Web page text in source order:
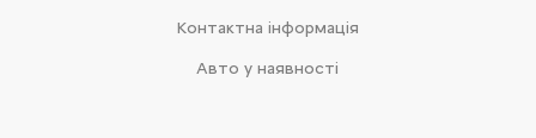
Контактна інформація
Авто у наявності